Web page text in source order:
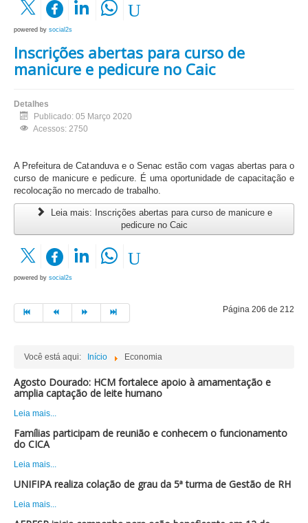
powered by social2s
Inscrições abertas para curso de
manicure e pedicure no Caic
Detalhes
Publicado: 05 Março 2020
Acessos: 2750
A Prefeitura de Catanduva e o Senac estão com vagas abertas para o
curso de manicure e pedicure. É uma oportunidade de capacitação e
recolocação no mercado de trabalho.
Leia mais: Inscrições abertas para curso de manicure e
pedicure no Caic
powered by social2s
Página 206 de 212
Você está aqui: Início Economia
Agosto Dourado: HCM fortalece apoio à amamentação e
amplia captação de leite humano
Leia mais...
Famílias participam de reunião e conhecem o funcionamento
do CICA
Leia mais...
UNIFIPA realiza colação de grau da 5ª turma de Gestão de RH
Leia mais...